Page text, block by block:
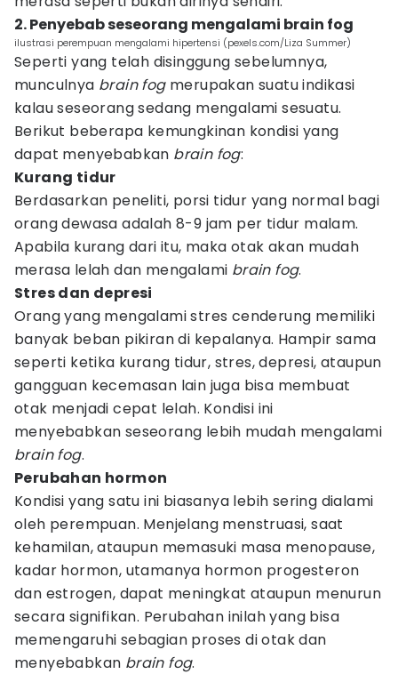
2. Penyebab seseorang mengalami brain fog
ilustrasi perempuan mengalami hipertensi (pexels.com/Liza Summer)
Seperti yang telah disinggung sebelumnya,
munculnya brain fogmerupakan suatu indikasi
kalau seseorang sedang mengalami sesuatu.
Berikut beberapa kemungkinan kondisi yang
dapat menyebabkan brain fog:
Kurang tidur
Berdasarkan peneliti, porsi tidur yang normal bagi
orang dewasa adalah 8-9 jam per tidur malam.
Apabila kurang dari itu, maka otak akan mudah
merasa lelah dan mengalami brain fog.
Stres dan depresi
Orang yang mengalami stres cenderung memiliki
banyak beban pikiran di kepalanya. Hampir sama
seperti ketika kurang tidur, stres, depresi, ataupun
gangguan kecemasan lain juga bisa membuat
otak menjadi cepat lelah. Kondisi ini
menyebabkan seseorang lebih mudah mengalami
brain fog.
Perubahan hormon
Kondisi yang satu ini biasanya lebih sering dialami
oleh perempuan. Menjelang menstruasi, saat
kehamilan, ataupun memasuki masa menopause,
kadar hormon, utamanya hormon progesteron
dan estrogen, dapat meningkat ataupun menurun
secara signifikan. Perubahan inilah yang bisa
memengaruhi sebagian proses di otak dan
menyebabkan brain fog.